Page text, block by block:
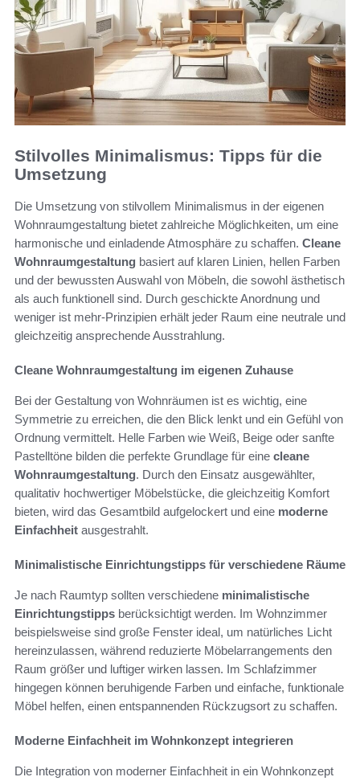
Stilvolles Minimalismus: Tipps für die
Umsetzung
Die Umsetzung von stilvollem Minimalismus in der eigenen
Wohnraumgestaltung bietet zahlreiche Möglichkeiten, um eine
harmonische und einladende Atmosphäre zu schaffen. Cleane
Wohnraumgestaltung basiert auf klaren Linien, hellen Farben
und der bewussten Auswahl von Möbeln, die sowohl ästhetisch
als auch funktionell sind. Durch geschickte Anordnung und
weniger ist mehr-Prinzipien erhält jeder Raum eine neutrale und
gleichzeitig ansprechende Ausstrahlung.
Cleane Wohnraumgestaltung im eigenen Zuhause
Bei der Gestaltung von Wohnräumen ist es wichtig, eine
Symmetrie zu erreichen, die den Blick lenkt und ein Gefühl von
Ordnung vermittelt. Helle Farben wie Weiß, Beige oder sanfte
Pastelltöne bilden die perfekte Grundlage für eine cleane
Wohnraumgestaltung. Durch den Einsatz ausgewählter,
qualitativ hochwertiger Möbelstücke, die gleichzeitig Komfort
bieten, wird das Gesamtbild aufgelockert und eine moderne
Einfachheit ausgestrahlt.
Minimalistische Einrichtungstipps für verschiedene Räume
Je nach Raumtyp sollten verschiedene minimalistische
Einrichtungstipps berücksichtigt werden. Im Wohnzimmer
beispielsweise sind große Fenster ideal, um natürliches Licht
hereinzulassen, während reduzierte Möbelarrangements den
Raum größer und luftiger wirken lassen. Im Schlafzimmer
hingegen können beruhigende Farben und einfache, funktionale
Möbel helfen, einen entspannenden Rückzugsort zu schaffen.
Moderne Einfachheit im Wohnkonzept integrieren
Die Integration von moderner Einfachheit in ein Wohnkonzept